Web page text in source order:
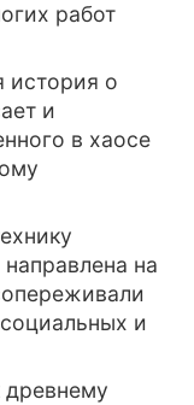
работ
история о
и
в хаосе
на
и
древнему